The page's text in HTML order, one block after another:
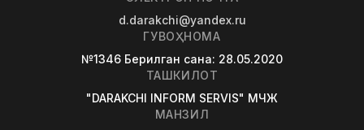
d.darakchi@yandex.ru
ГУВОҲНОМА
№1346 Берилган сана: 28.05.2020
ТАШКИЛОТ
"DARAKCHI INFORM SERVIS" МЧЖ
МАНЗИЛ